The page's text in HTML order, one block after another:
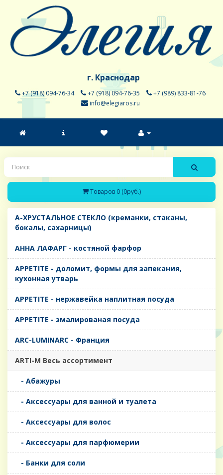
г. Краснодар
+7 (918) 094-76-34 +7 (918) 094-76-35
+7 (989) 833-81-76
info@elegiaros.ru
Товаров 0 (0руб.)
A-ХРУСТАЛЬНОЕ СТЕКЛО (креманки, стаканы,
бокалы, сахарницы)
AHHA ЛАФАРГ - костяной фарфор
APPETITE - доломит, формы для запекания,
кухонная утварь
APPETITE - нержавейка наплитная посуда
APPETITE - эмалированая посуда
ARC-LUMINARC - Франция
ARTI-M Весь ассортимент
- Абажуры
- Аксессуары для ванной и туалета
- Аксессуары для волос
- Аксессуары для парфюмерии
- Банки для соли